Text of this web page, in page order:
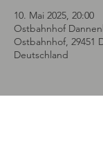
10. Mai 2025, 20:00
Ostbahnhof
Ostbahnhof, 29451
Deutschland